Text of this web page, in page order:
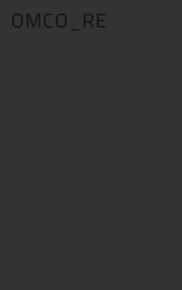
OMCO_RE